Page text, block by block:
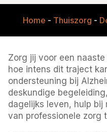
Home - Thuiszorg -
Zorg jij voor een
hoe intens dit traject
ondersteuning bij
deskundige
dagelijks leven, hulp
van professionele zorg